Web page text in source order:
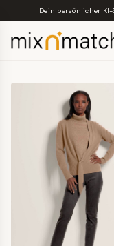
Skip to main
Dein persönlicher